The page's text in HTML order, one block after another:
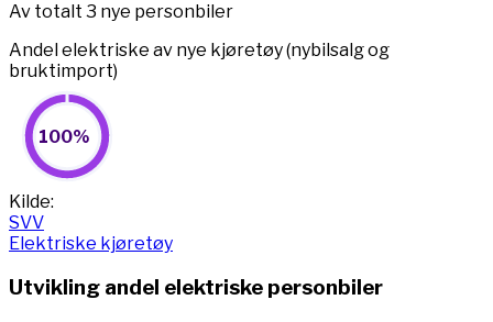
Av totalt 3 nye personbiler
Andel elektriske av nye kjøretøy (nybilsalg og
bruktimport)
100%
Pie chart with 2 slices.
View as data table, 100%
100%
End of interactive chart.
Kilde:
SVV
Elektriske kjøretøy
Utvikling andel elektriske personbiler